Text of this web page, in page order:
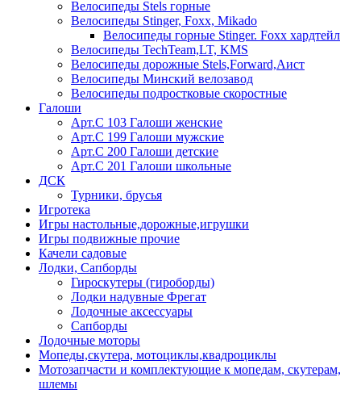
Велосипеды Stels горные
Велосипеды Stinger, Foxx, Mikado
Велосипеды горные Stinger. Foxx хардтейл
Велосипеды TechTeam,LT, KMS
Велосипеды дорожные Stels,Forward,Аист
Велосипеды Минский велозавод
Велосипеды подростковые скоростные
Галоши
Арт.С 103 Галоши женские
Арт.С 199 Галоши мужские
Арт.С 200 Галоши детские
Арт.С 201 Галоши школьные
ДСК
Турники, брусья
Игротека
Игры настольные,дорожные,игрушки
Игры подвижные прочие
Качели садовые
Лодки, Сапборды
Гироскутеры (гироборды)
Лодки надувные Фрегат
Лодочные аксессуары
Сапборды
Лодочные моторы
Мопеды,скутера, мотоциклы,квадроциклы
Мотозапчасти и комплектующие к мопедам, скутерам,
шлемы